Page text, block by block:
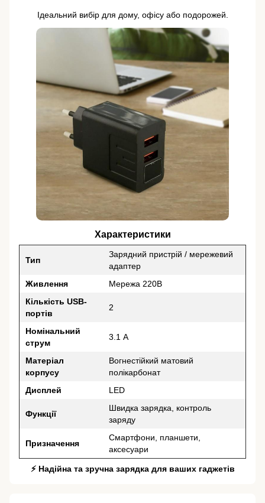
Ідеальний вибір для дому, офісу або подорожей.
Характеристики
Тип
Зарядний пристрій / мережевий
адаптер
Живлення
Мережа 220В
Кількість USB-
портів
2
Номінальний
струм
3.1 А
Матеріал
корпусу
Вогнестійкий матовий
полікарбонат
Дисплей
LED
Функції
Швидка зарядка, контроль
заряду
Призначення
Смартфони, планшети,
аксесуари
⚡ Надійна та зручна зарядка для ваших гаджетів